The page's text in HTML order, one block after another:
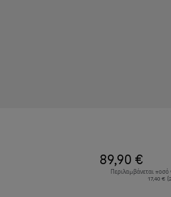
89,90 €
Περιλαμβάνεται
17,40 €